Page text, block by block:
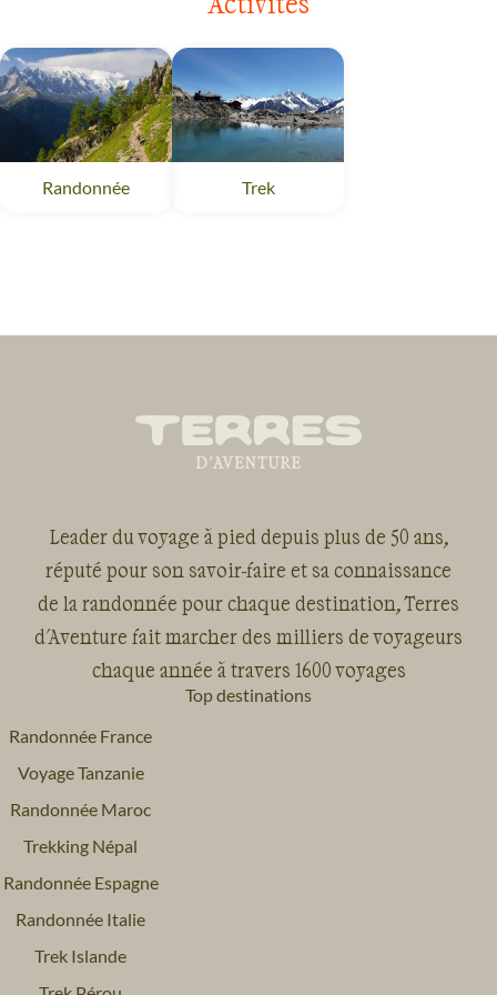
Randonnée Trek
Leader du voyage à pied depuis plus de 50 ans,
réputé pour son savoir-faire et sa connaissance
de la randonnée pour chaque destination, Terres
d'Aventure fait marcher des milliers de voyageurs
chaque année à travers 1600 voyages
Top destinations
Randonnée France
Voyage Tanzanie
Randonnée Maroc
Trekking Népal
Randonnée Espagne
Randonnée Italie
Trek Islande